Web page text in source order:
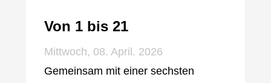
Von 1 bis 21
Mittwoch, 08. April. 2026
Gemeinsam mit einer sechsten